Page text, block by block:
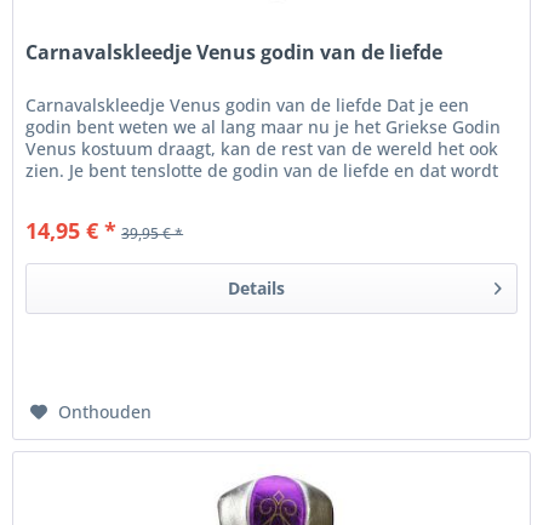
Carnavalskleedje Venus godin van de liefde
Carnavalskleedje Venus godin van de liefde Dat je een
godin bent weten we al lang maar nu je het Griekse Godin
Venus kostuum draagt, kan de rest van de wereld het ook
zien. Je bent tenslotte de godin van de liefde en dat wordt
14,95 € * 39,95 € *
Details
Onthouden